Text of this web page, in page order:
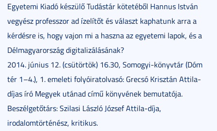
Egyetemi Kiadó készülő Tudástár kötetéből Hannus István
vegyész professzor ad ízelítőt és választ kaphatunk arra a
kérdésre is, hogy vajon mi a haszna az egyetemi lapok, és a
Délmagyarország digitalizálásának?
2014. június 12. (csütörtök) 16.30, Somogyi-könyvtár (Dóm
tér 1–4.), 1. emeleti folyóiratolvasó: Grecsó Krisztán Attila-
díjas író Megyek utánad című könyvének bemutatója.
Beszélgetőtárs: Szilasi László József Attila-díja,
irodalomtörténész, kritikus.